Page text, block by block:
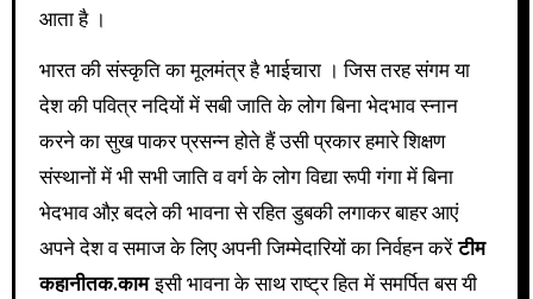
आता है ।
भारत की संस्कृति का मूलमंत्र है भाईचारा । जिस तरह संगम या
देश की पवित्र नदियों में सबी जाति के लोग बिना भेदभाव स्नान
करने का सुख पाकर प्रसन्न होते हैं उसी प्रकार हमारे शिक्षण
संस्थानों में भी सभी जाति व वर्ग के लोग विद्या रूपी गंगा में बिना
भेदभाव औऱ बदले की भावना से रहित डुबकी लगाकर बाहर आएं
अपने देश व समाज के लिए अपनी जिम्मेदारियों का निर्वहन करेंटीम
कहानीतक.कामइसी भावना के साथ राष्ट्र हित में समर्पित बस यी